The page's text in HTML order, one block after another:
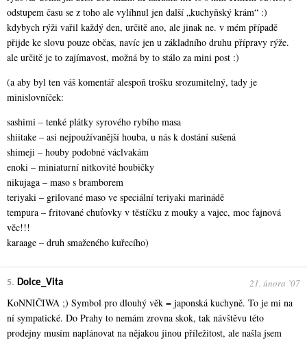
odstupem času se z toho ale vylíhnul jen další „kuchyňský krám“ :)
kdybych rýži vařil každý den, určitě ano, ale jinak ne. v mém případě
přijde ke slovu pouze občas, navíc jen u základního druhu přípravy rýže.
ale určitě je to zajímavost, možná by to stálo za mini post :)
(a aby byl ten váš komentář alespoň trošku srozumitelný, tady je
minislovníček:
sashimi – tenké plátky syrového rybího masa
shiitake – asi nejpoužívanější houba, u nás k dostání sušená
shimeji – houby podobné václvakám
enoki – miniaturní nitkovité houbičky
nikujaga – maso s bramborem
teriyaki – grilované maso ve speciální teriyaki marinádě
tempura – fritované chuťovky v těstíčku z mouky a vajec, moc fajnová
věc!!!
karaage – druh smaženého kuřecího)
5. Dolce_Vita 21. února ʼ07
KoNNIČIWA ;) Symbol pro dlouhý věk = japonská kuchyně. To je mi na
ní sympatické. Do Prahy to nemám zrovna skok, tak návštěvu této
prodejny musím naplánovat na nějakou jinou příležitost, ale našla jsem